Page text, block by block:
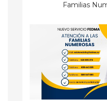
Familias